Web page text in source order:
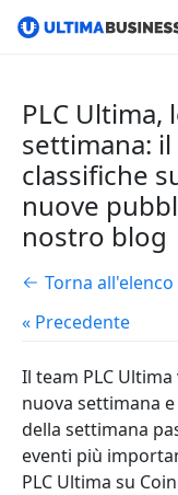
PLC Ultima,
settimana:
classifiche
nuove
nostro blog
Torna
« Precedente
Il team PLC
nuova settimana
della settimana
eventi più
PLC Ultima su